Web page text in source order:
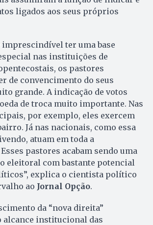
ligados aos seus próprios
imprescindível ter uma base
nas instituições de
os pastores
de convencimento do seus
grande. A indicação de votos
de troca muito importante. Nas
por exemplo, eles exercem
Já nas nacionais, como essa
atuam em toda a
pastores acabam sendo uma
eleitoral com bastante potencial
explica o cientista político
ao Jornal Opção.
da “nova direita”
institucional das